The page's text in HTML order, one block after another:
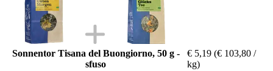
Sonnentor Tisana del Buongiorno, 50 g -
sfuso
€ 5,19 (€ 103,80 /
kg)